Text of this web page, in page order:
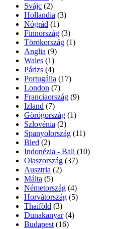
Svájc (2)
Hollandia (3)
Nógrád (1)
Finnország (3)
Törökország (1)
Anglia (9)
Wales (1)
Párizs (4)
Portugália (17)
London (7)
Franciaország (9)
Izland (7)
Görögország (1)
Szlovénia (2)
Spanyolország (11)
Bled (2)
Indonézia - Bali (10)
Olaszország (37)
Ausztria (2)
Málta (5)
Németország (4)
Horvátország (5)
Thaiföld (3)
Dunakanyar (4)
Budapest (16)